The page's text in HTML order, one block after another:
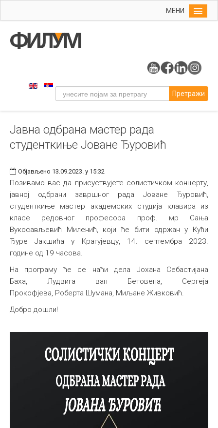
МЕНИ
Упис
Уметност
Музичка уметност
Примењена и ликовна уметност
Издаваштво
Библиотека
Међународна
Претражи
Јавна одбрана мастер рада
студенткиње Јоване Ђуровић
Објављено 13.09.2023. у 15:32
Позивамо вас да присуствујете солистичком концерту,
јавној одбрани завршног рада Јоване Ђуровић,
студенткиње мастер академских студија клавира из
класе редовног професора проф. мр Сања
Вукосављевић Миленић, који ће бити одржан у Кући
Ђуре Јакшића у Крагујевцу, 14. септембра 2023.
године од 19 часова.
На програму ће се наћи дела Јохана Себастијана
Баха, Лудвига ван Бетовена, Сергеја
Прокофјева, Роберта Шумана, Миљане Живковић.
Добро дошли!